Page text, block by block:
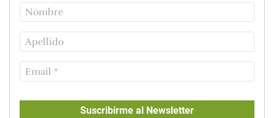
Suscribirme al Newsletter